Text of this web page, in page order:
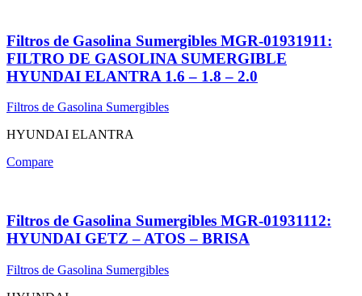
Filtros de Gasolina Sumergibles MGR-01931911:
FILTRO DE GASOLINA SUMERGIBLE
HYUNDAI ELANTRA 1.6 – 1.8 – 2.0
Filtros de Gasolina Sumergibles
HYUNDAI ELANTRA
Compare
Filtros de Gasolina Sumergibles MGR-01931112:
HYUNDAI GETZ – ATOS – BRISA
Filtros de Gasolina Sumergibles